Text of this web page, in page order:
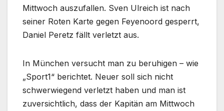
Mittwoch auszufallen. Sven Ulreich ist nach
seiner Roten Karte gegen Feyenoord gesperrt,
Daniel Peretz fällt verletzt aus.
In München versucht man zu beruhigen – wie
„Sport1“ berichtet. Neuer soll sich nicht
schwerwiegend verletzt haben und man ist
zuversichtlich, dass der Kapitän am Mittwoch